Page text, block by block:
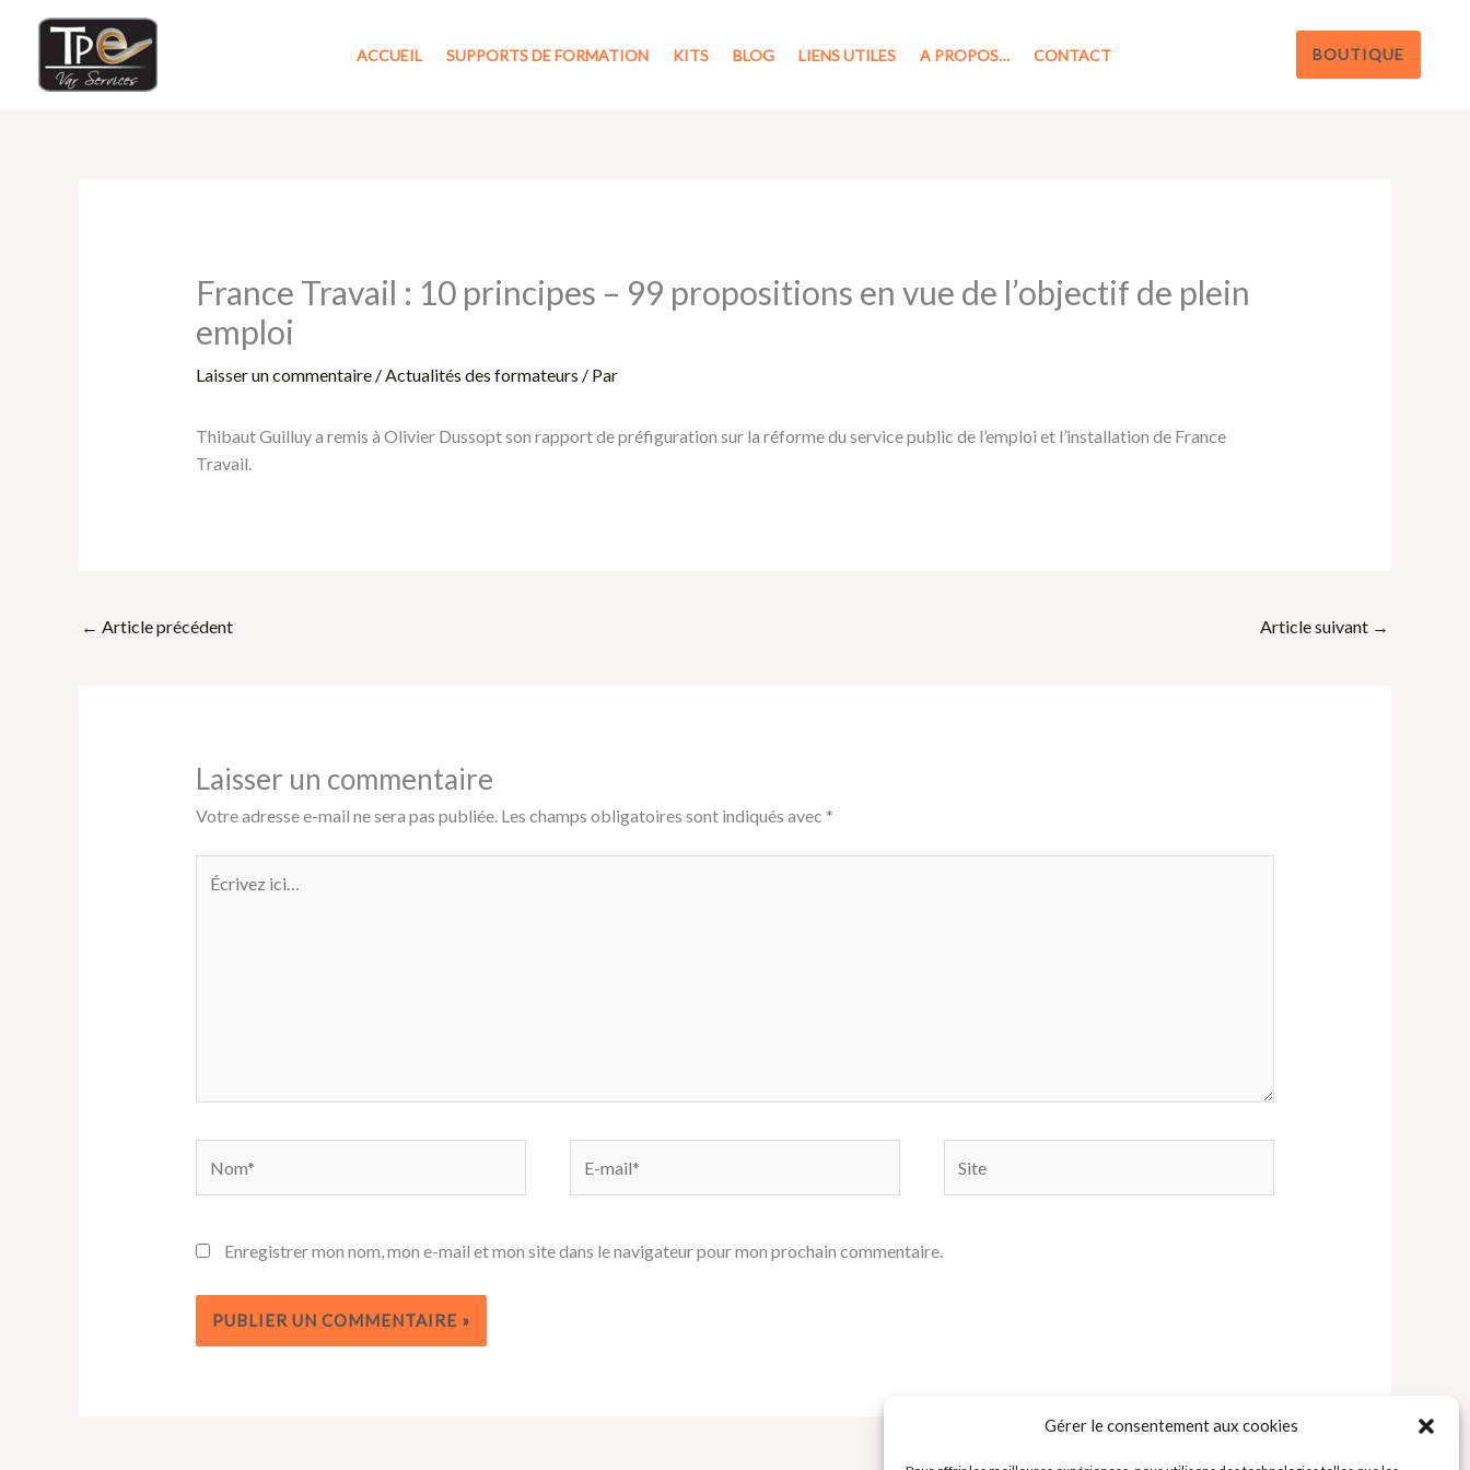
Gérer le consentement aux cookies
contenu
ACCUEIL SUPPORTS DE FORMATION KITS BLOG LIENS UTILES A PROPOS… CONTACT BOUTIQUE
France Travail : 10 principes – 99 propositions en vue de l’objectif de plein
emploi
Laisser un commentaire /Actualités des formateurs / Par
Thibaut Guilluy a remis à Olivier Dussopt son rapport de préfiguration sur la réforme du service public de l’emploi et l’installation de France
Travail.
← Article précédent Article suivant →
Laisser un commentaire
Votre adresse e-mail ne sera pas publiée. Les champs obligatoires sont indiqués avec *
ici…
mail*
Enregistrer mon nom, mon e-mail et mon site dans le navigateur pour mon prochain commentaire.